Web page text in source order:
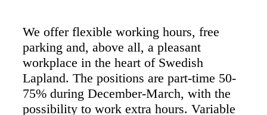
We offer flexible working hours, free
parking and, above all, a pleasant
workplace in the heart of Swedish
Lapland. The positions are part-time 50-
75% during December-March, with the
possibility to work extra hours. Variable